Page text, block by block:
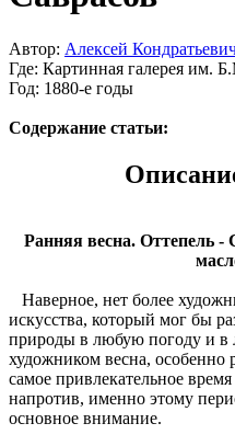
Автор: Алексей
Где: Картинная галерея им.
Год: 1880-е годы
Содержание статьи:
Ранняя весна. Оттепель -
Наверное, нет более
искусства, который мог бы
природы в любую погоду и в
художником весна,
самое привлекательное
напротив, именно этому
основное внимание.